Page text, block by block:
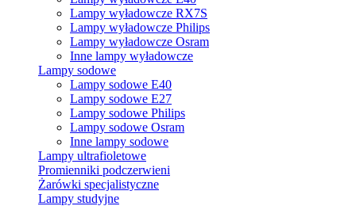
Lampy wyładowcze RX7S
Lampy wyładowcze Philips
Lampy wyładowcze Osram
Inne lampy wyładowcze
Lampy sodowe
Lampy sodowe E40
Lampy sodowe E27
Lampy sodowe Philips
Lampy sodowe Osram
Inne lampy sodowe
Lampy ultrafioletowe
Promienniki podczerwieni
Żarówki specjalistyczne
Lampy studyjne